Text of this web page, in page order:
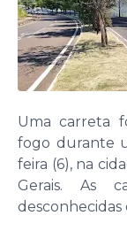
Uma carreta
fogo durante
feira (6), na
Gerais. As
desconhecidas